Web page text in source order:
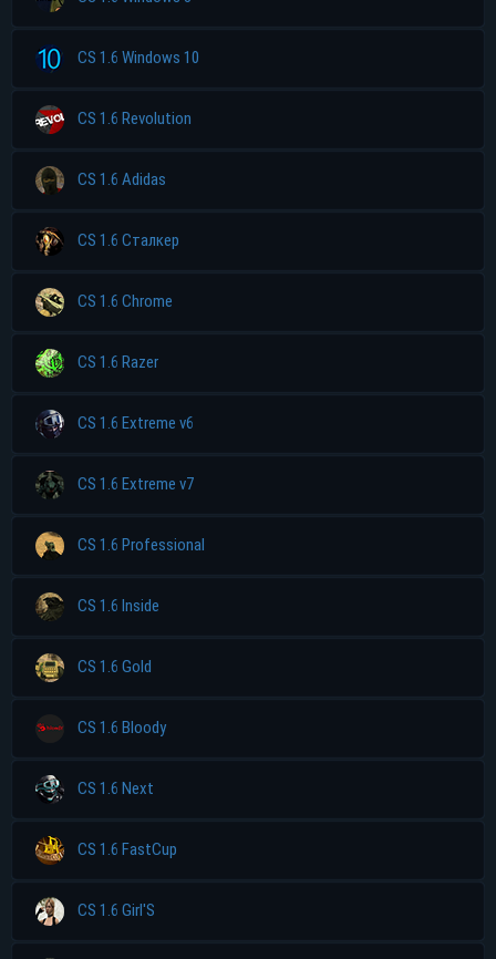
CS 1.6 Windows 10
CS 1.6 Revolution
CS 1.6 Adidas
CS 1.6 Сталкер
CS 1.6 Chrome
CS 1.6 Razer
CS 1.6 Extreme v6
CS 1.6 Extreme v7
CS 1.6 Professional
CS 1.6 Inside
CS 1.6 Gold
CS 1.6 Bloody
CS 1.6 Next
CS 1.6 FastCup
CS 1.6 Girl'S